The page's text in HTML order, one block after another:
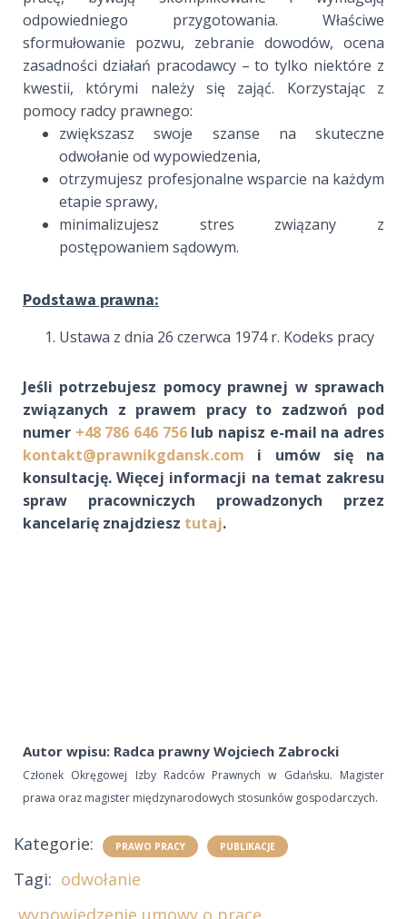
odpowiedniego przygotowania. Właściwe
sformułowanie pozwu, zebranie dowodów, ocena
zasadności działań pracodawcy – to tylko niektóre z
kwestii, którymi należy się zająć. Korzystając z
pomocy radcy prawnego:
zwiększasz swoje szanse na skuteczne
odwołanie od wypowiedzenia,
otrzymujesz profesjonalne wsparcie na każdym
etapie sprawy,
minimalizujesz stres związany z
postępowaniem sądowym.
Podstawa prawna:
Ustawa z dnia 26 czerwca 1974 r. Kodeks pracy
Jeśli potrzebujesz pomocy prawnej w sprawach
związanych z prawem pracy to zadzwoń pod
numer +48 786 646 756lub napisz e-mail na adres
kontakt@prawnikgdansk.com i umów się na
konsultację. Więcej informacji na temat zakresu
spraw pracowniczych prowadzonych przez
kancelarię znajdziesz tutaj.
Autor wpisu: Radca prawny Wojciech Zabrocki
Członek Okręgowej Izby Radców Prawnych w Gdańsku. Magister
prawa oraz magister międzynarodowych stosunków gospodarczych.
Kategorie: PRAWO PRACY PUBLIKACJE
Tagi: odwołanie
wypowiedzenie umowy o pracę